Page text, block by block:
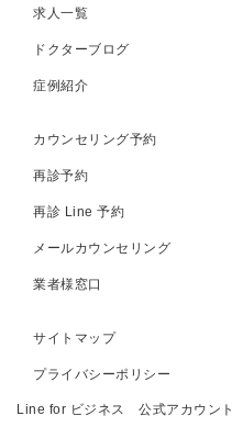
求人一覧
ドクターブログ
症例紹介
カウンセリング予約
再診予約
再診 Line 予約
メールカウンセリング
業者様窓口
サイトマップ
プライバシーポリシー
Line for ビジネス 公式アカウント